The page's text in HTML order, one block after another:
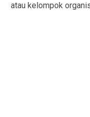
atau kelompok